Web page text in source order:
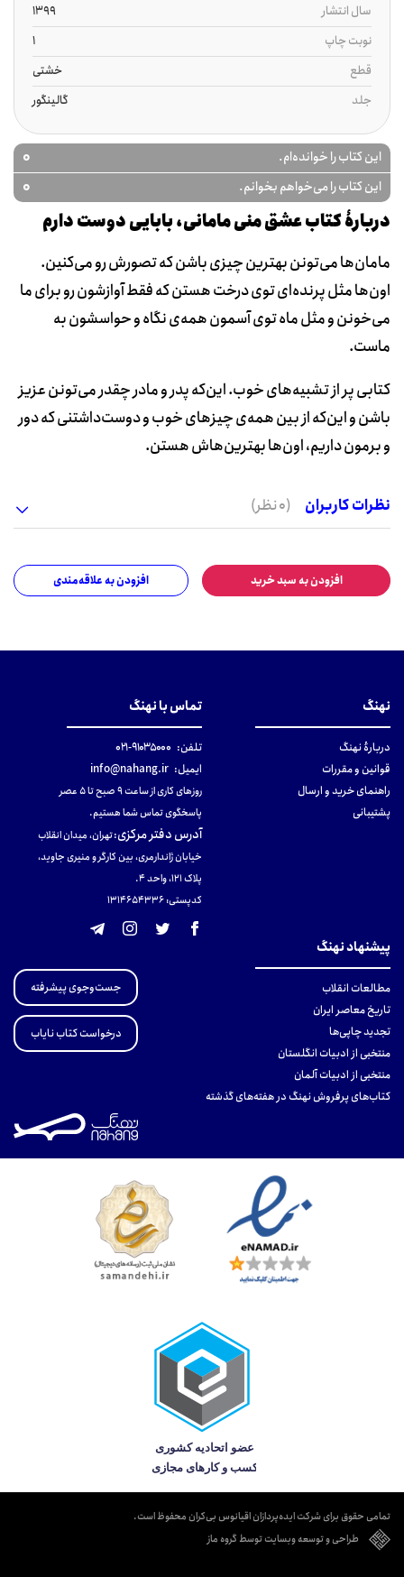
سال انتشار
1399
نوبت چاپ
1
قطع
خشتی
جلد
گالینگور
این کتاب را خوانده‌ام. 0
این کتاب را می‌خواهم بخوانم. 0
دربارۀ کتاب عشق منی مامانی، بابایی دوست دارم
مامان‌ها می‌تونن بهترین چیزی باشن که تصورش رو می‌کنین.
اون‌ها مثل پرنده‌ای توی درخت هستن که فقط آوازشون رو برای ما
می‌خونن و مثل ماه توی آسمون همه‌ی نگاه و حواسشون به
ماست.
کتابی پر از تشبیه‌های خوب. این‌که پدر و مادر چقدر می‌تونن عزیز
باشن و این‌که از بین همه‌ی چیزهای خوب و دوست‌داشتنی که دور
و برمون داریم، اون‌ها بهترین‌هاش هستن.
نظرات کاربران (0 نظر)
افزودن به سبد خرید افزودن به علاقه‌مندی
نهنگ
دربارهٔ نهنگ
قوانین و مقررات
راهنمای خرید و ارسال
پشتیبانی
تماس با نهنگ
تلفن: ۹۱۰۳۵۰۰۰-۰۲۱
ایمیل: info@nahang.ir
روزهای کاری از ساعت ۹ صبح تا ۵ عصر
پاسخگوی تماس شما هستیم.
آدرس دفتر مرکزی:تهران، میدان انقلاب
خیابان ژاندارمری، بین کارگر و منیری جاوید،
پلاک 121، واحد ۴.
کدپستی: 131465433۶
پیشنهاد نهنگ
مطالعات انقلاب
تاریخ معاصر ایران
تجدید چاپی‌ها
منتخبی از ادبیات انگلستان
منتخبی از ادبیات آلمان
کتاب‌های پرفروش نهنگ در هفته‌های گذشته
جست‌وجوی پیشرفته
درخواست کتاب نایاب
تمامی حقوق برای شرکت ایده‌پردازان اقیانوس بی‌کران محفوظ است.
طراحی و توسعه وبسایت توسط گروه ماز